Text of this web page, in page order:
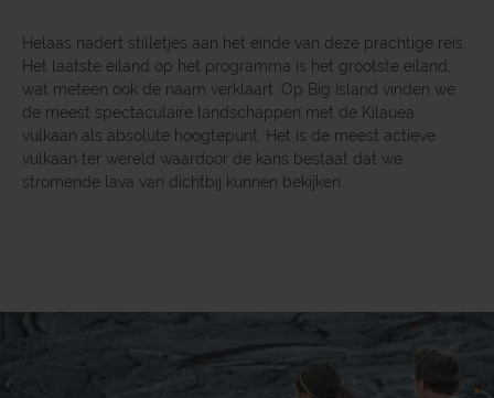
Helaas nadert stilletjes aan het einde van deze prachtige reis.
Het laatste eiland op het programma is het grootste eiland,
wat meteen ook de naam verklaart. Op Big Island vinden we
de meest spectaculaire landschappen met de Kilauea
vulkaan als absolute hoogtepunt. Het is de meest actieve
vulkaan ter wereld waardoor de kans bestaat dat we
stromende lava van dichtbij kunnen bekijken.